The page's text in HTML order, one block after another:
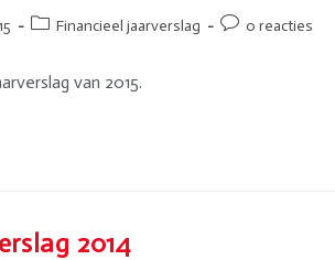
Financieel jaarverslag 0 reacties
van 2015.
2014